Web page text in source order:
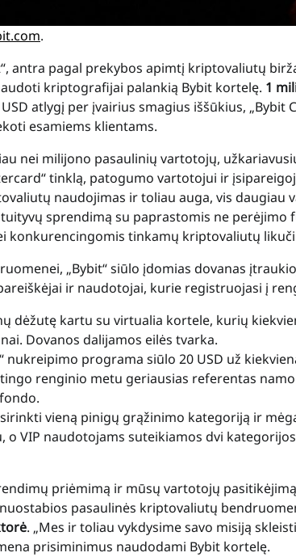
.
antra pagal prekybos apimtį kriptovaliutų
kriptografijai palankią Bybit kortelę. 1
atlygį per įvairius smagius iššūkius, „Bybit
esamiems klientams.
nei milijono pasaulinių vartotojų,
tinklą, patogumo vartotojui ir
naudojimas ir toliau auga, vis daugiau
sprendimą su paprastomis ne perėjimo
tinkamų kriptovaliutų
„Bybit“ siūlo įdomias dovanas
ir naudotojai, kurie registruojasi į
dėžutę kartu su virtualia kortele, kurių
Dovanos dalijamos eilės tvarka.
nukreipimo programa siūlo 20 USD už
renginio metu geriausias referentas
vieną pinigų grąžinimo kategoriją ir
VIP naudotojams suteikiamos dvi
priėmimą ir mūsų vartotojų
pasaulinės kriptovaliutų
. „Mes ir toliau vykdysime savo misiją
prisiminimus naudodami Bybit kortelę.